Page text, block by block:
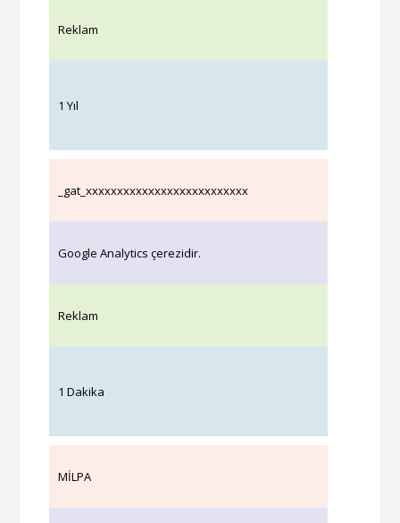
Reklam
1 Yıl
_gat_xxxxxxxxxxxxxxxxxxxxxxxxxx
Google Analytics çerezidir.
Reklam
1 Dakika
MİLPA